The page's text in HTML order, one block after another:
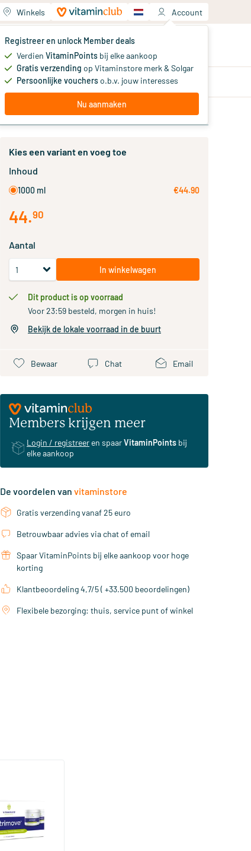
Winkels Account
Registreer en unlock Member deals
Verdien VitaminPoints bij elke aankoop
Gratis verzending op Vitaminstore merk & Solgar
Persoonlijke voucherso.b.v. jouw interesses
Nu aanmaken
Jouw winkelwagen
Je hebt nog geen producten
Aanbiedingen Memberdeals
Kies een variant en voeg toe
Inhoud
1000 ml €44.90
44.90
Aantal
In winkelwagen
Dit product is op voorraad
Voor 23:59 besteld, morgen in huis!
Bekijk de lokale voorraad in de buurt
Bewaar Chat Email
Members krijgen meer
Login / registreer en spaarVitaminPoints bij
elke aankoop
De voordelen van vitaminstore
Gratis verzending vanaf 25 euro
Betrouwbaar advies via chat of email
Spaar VitaminPoints bij elke aankoop voor hoge
korting
Klantbeoordeling 4,7/5 ( +33.500 beoordelingen)
Flexibele bezorging: thuis, service punt of winkel